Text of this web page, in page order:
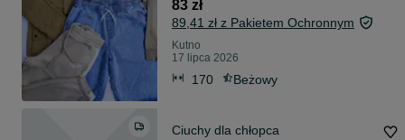
83 zł
89,41 zł z Pakietem Ochronnym
Kutno
17 lipca 2026
170 Beżowy
Ciuchy dla chłopca